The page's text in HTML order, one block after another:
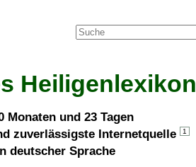
Heiligenlexikon
Monaten und 23 Tagen
zuverlässigste Internetquelle
1
deutscher Sprache